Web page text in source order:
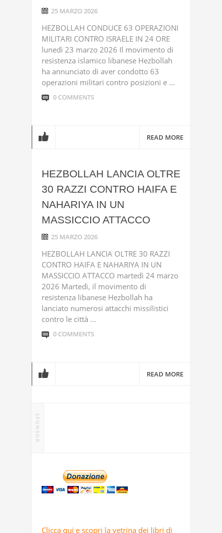
25 MARZO 2026
HEZBOLLAH CONDUCE 63 OPERAZIONI
MILITARI CONTRO ISRAELE IN 24 ORE
lunedì 23 marzo 2026 Il movimento di
resistenza islamico libanese Hezbollah
ha annunciato di aver condotto 63
operazioni militari contro posizioni e ...
0 COMMENTS
READ MORE
HEZBOLLAH LANCIA OLTRE
30 RAZZI CONTRO HAIFA E
NAHARIYA IN UN
MASSICCIO ATTACCO
25 MARZO 2026
HEZBOLLAH LANCIA OLTRE 30 RAZZI
CONTRO HAIFA E NAHARIYA IN UN
MASSICCIO ATTACCO martedì 24 marzo
2026 Martedì, il movimento di
resistenza libanese Hezbollah ha
lanciato numerosi attacchi missilistici
contro le città ...
0 COMMENTS
READ MORE
SPONSOR
Clicca qui e scopri la vetrina dei libri di